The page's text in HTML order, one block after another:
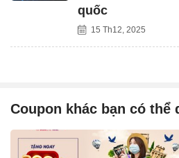
quốc
15 Th12, 2025
Coupon khác bạn có thể